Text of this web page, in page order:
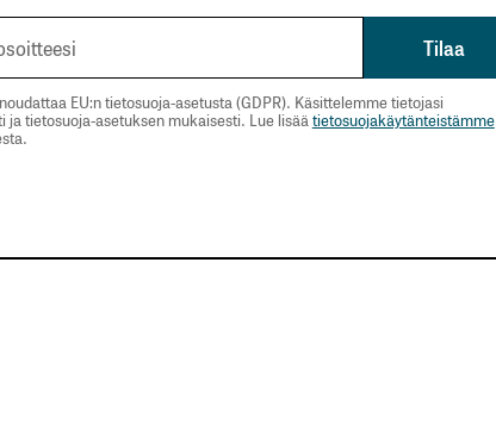
EU:n tietosuoja-asetusta (GDPR). Käsittelemme tietojasi
ja tietosuoja-asetuksen mukaisesti. Lue lisää tietosuojakäytänteistämme